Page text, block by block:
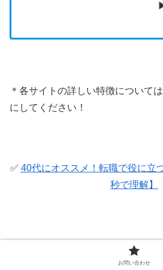
＊各サイトの詳しい特徴については
にしてください！
✅ 40代にオススメ！転職で役に立
秒で理解】
40代にオススメの転職エージ
お問い合わせ